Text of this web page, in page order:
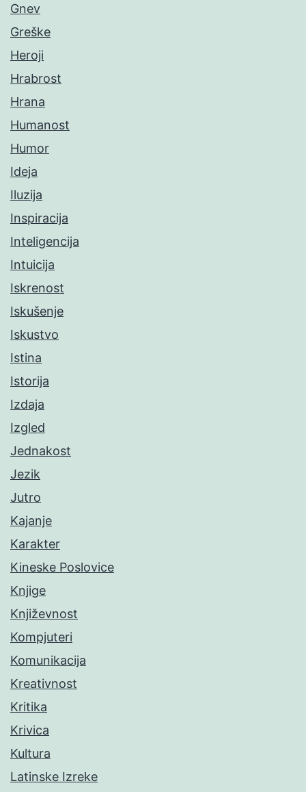
Gnev
Greške
Heroji
Hrabrost
Hrana
Humanost
Humor
Ideja
Iluzija
Inspiracija
Inteligencija
Intuicija
Iskrenost
Iskušenje
Iskustvo
Istina
Istorija
Izdaja
Izgled
Jednakost
Jezik
Jutro
Kajanje
Karakter
Kineske Poslovice
Knjige
Književnost
Kompjuteri
Komunikacija
Kreativnost
Kritika
Krivica
Kultura
Latinske Izreke